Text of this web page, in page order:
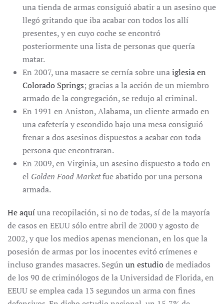
una tienda de armas consiguió abatir a un asesino que
llegó gritando que iba acabar con todos los allí
presentes, y en cuyo coche se encontró
posteriormente una lista de personas que quería
matar.
En 2007, una masacre se cernía sobre unaiglesia en
Colorado Springs; gracias a la acción de un miembro
armado de la congregación, se redujo al criminal.
En 1991 en Aniston, Alabama, un cliente armado en
una cafetería y escondido bajo una mesa consiguió
frenar a dos asesinos dispuestos a acabar con toda
persona que encontraran.
En 2009, en Virginia, un asesino dispuesto a todo en
el Golden Food Marketfue abatido por una persona
armada.
He aquíuna recopilación, si no de todas, sí de la mayoría
de casos en EEUU sólo entre abril de 2000 y agosto de
2002, y que los medios apenas mencionan, en los que la
posesión de armas por los inocentes evitó crímenes e
incluso grandes masacres. Según un estudiode mediados
de los 90 de criminólogos de la Universidad de Florida, en
EEUU se emplea cada 13 segundos un arma con fines